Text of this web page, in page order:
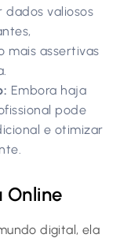
dados valiosos
mais assertivas
Embora haja
pode
e otimizar
Online
digital, ela